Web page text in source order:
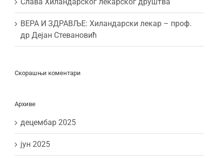
ВЕРА И ЗДРАВЉЕ: Хиландарски лекар – проф.
др Дејан Стевановић
Скорашњи коментари
Архиве
децембар 2025
јун 2025